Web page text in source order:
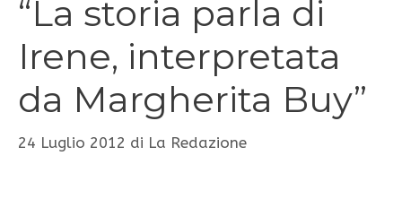
“La storia parla di
Irene, interpretata
da Margherita Buy”
24 Luglio 2012 di La Redazione